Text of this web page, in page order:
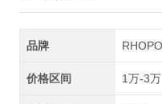
品牌
价格区间 1万-3万